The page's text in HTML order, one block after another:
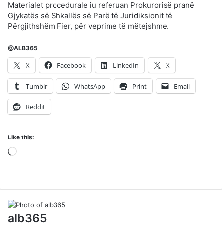
Materialet procedurale iu referuan Prokurorisë pranë
Gjykatës së Shkallës së Parë të Juridiksionit të
Përgjithshëm Fier, për veprime të mëtejshme.
@ALB365
X Facebook LinkedIn X
Tumblr WhatsApp Print Email
Reddit
Like this:
Loading…
alb365